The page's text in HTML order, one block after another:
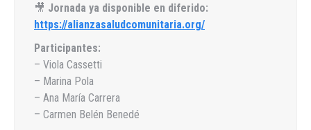
🎥 Jornada ya disponible en diferido:
https://alianzasaludcomunitaria.org/
Participantes:
– Viola Cassetti
– Marina Pola
– Ana María Carrera
– Carmen Belén Benedé